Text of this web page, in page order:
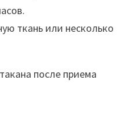
ткань или несколько
после приема